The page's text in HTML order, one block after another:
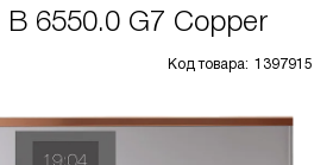
B 6550.0 G7 Copper
Код товара: 1397915